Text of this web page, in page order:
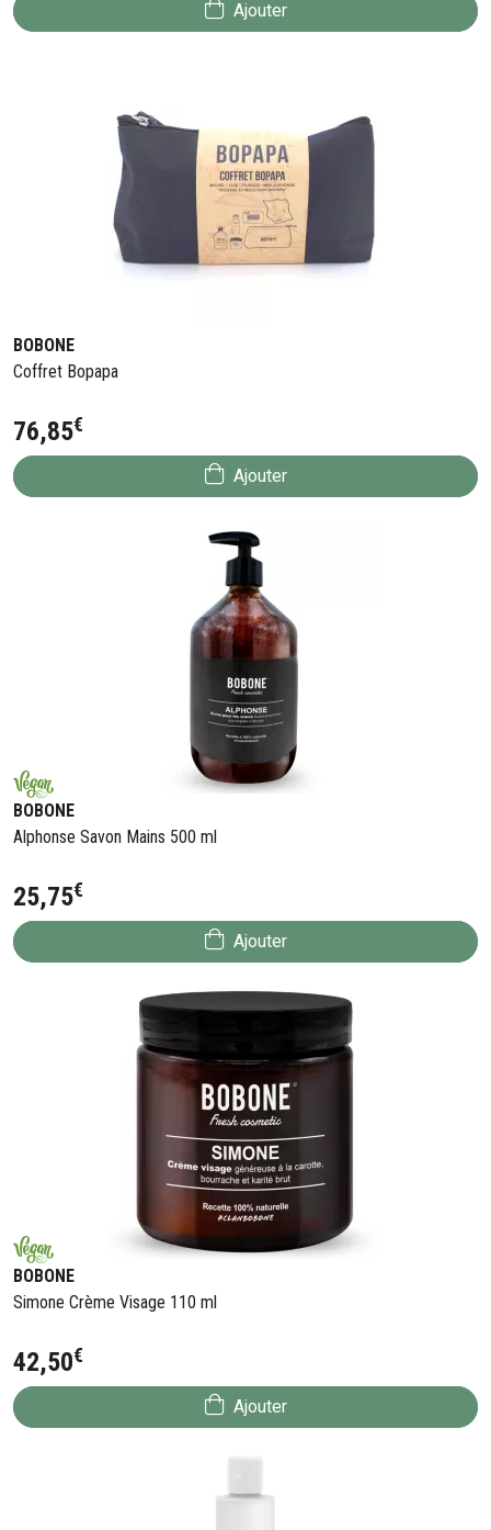
Ajouter
BOBONE
Coffret Bopapa
76,85€
Ajouter
BOBONE
Alphonse Savon Mains 500 ml
25,75€
Ajouter
BOBONE
Simone Crème Visage 110 ml
42,50€
Ajouter